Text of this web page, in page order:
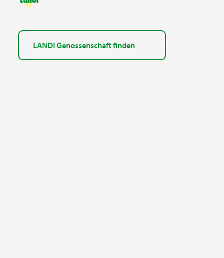
LANDI Genossenschaft finden